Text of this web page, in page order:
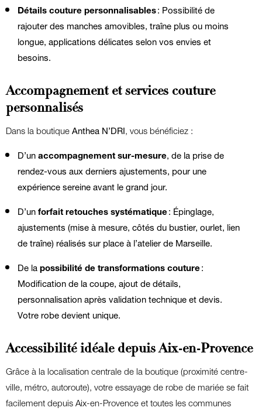
Détails couture personnalisables: Possibilité de
rajouter des manches amovibles, traîne plus ou moins
longue, applications délicates selon vos envies et
besoins.
Accompagnement et services couture
personnalisés
Dans la boutiqueAnthea N’DRI, vous bénéficiez :
D’unaccompagnement sur-mesure, de la prise de
rendez-vous aux derniers ajustements, pour une
expérience sereine avant le grand jour.
D’unforfait retouches systématique: Épinglage,
ajustements (mise à mesure, côtés du bustier, ourlet, lien
de traîne) réalisés sur place à l’atelier de Marseille.
De lapossibilité de transformations couture:
Modification de la coupe, ajout de détails,
personnalisation après validation technique et devis.
Votre robe devient unique.
Accessibilité idéale depuis Aix-en-Provence
Grâce à la localisation centrale de la boutique (proximité centre-
ville, métro, autoroute), votre essayage de robe de mariée se fait
facilement depuis Aix-en-Provence et toutes les communes